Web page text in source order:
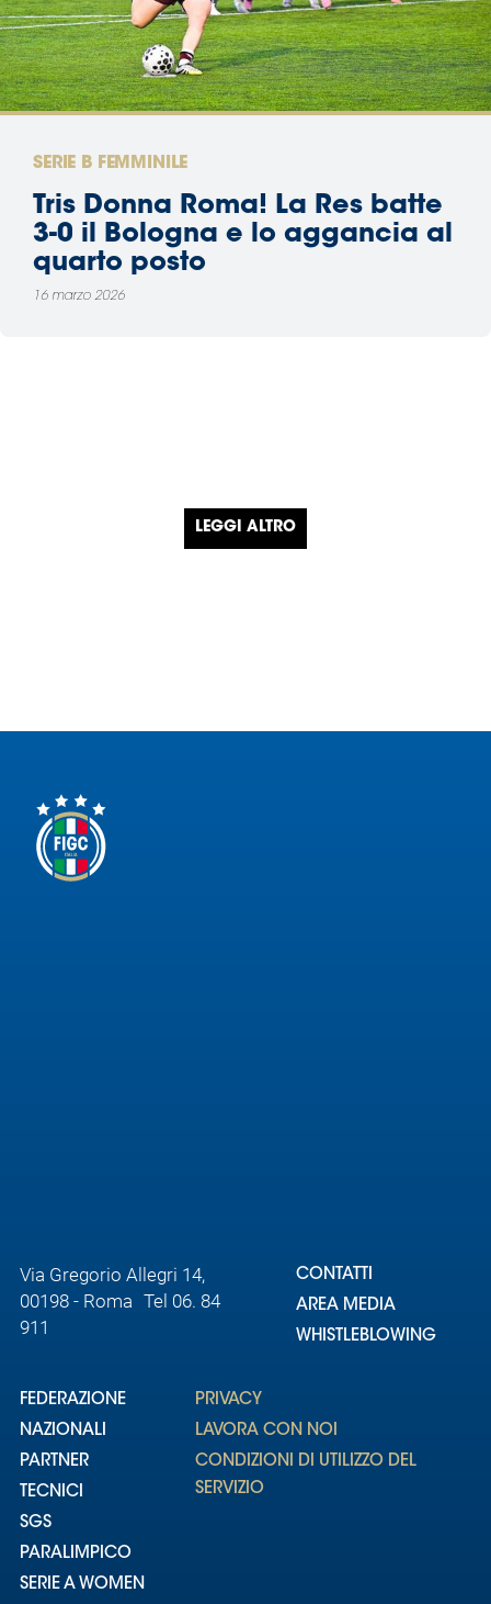
SERIE B FEMMINILE
Tris Donna Roma! La Res batte
3-0 il Bologna e lo aggancia al
quarto posto
16 marzo 2026
LEGGI ALTRO
Via Gregorio Allegri 14,
00198 - Roma Tel 06. 84
911
CONTATTI
AREA MEDIA
WHISTLEBLOWING
FEDERAZIONE
NAZIONALI
PARTNER
TECNICI
SGS
PARALIMPICO
SERIE A WOMEN
PRIVACY
LAVORA CON NOI
CONDIZIONI DI UTILIZZO DEL
SERVIZIO